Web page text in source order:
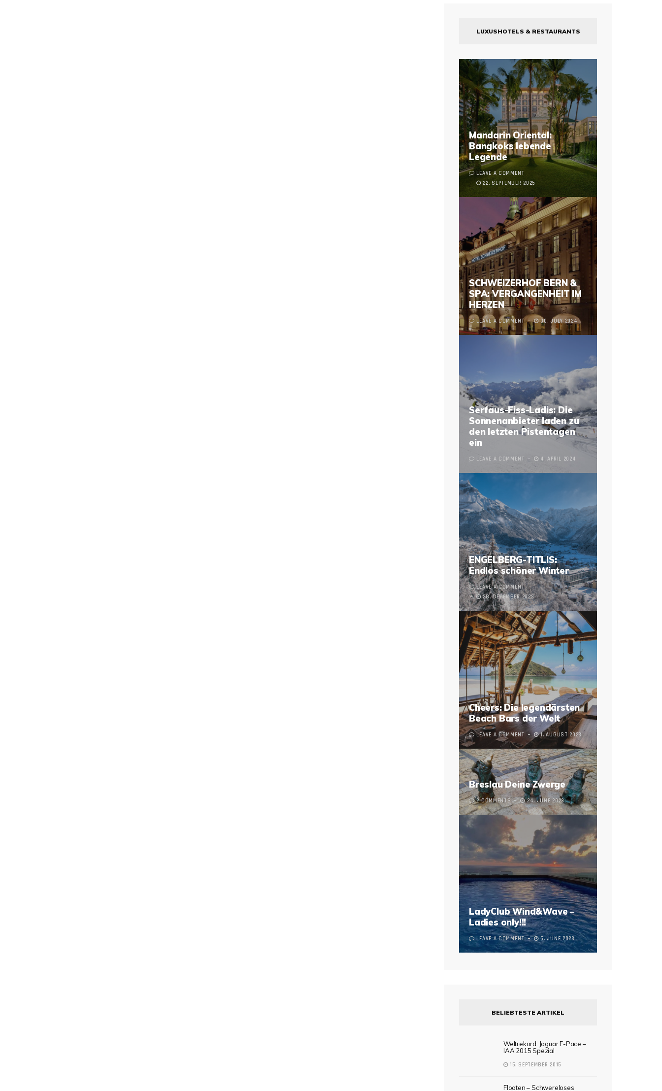
LUXUSHOTELS & RESTAURANTS
Mandarin Oriental:
Bangkoks lebende
Legende
LEAVE A COMMENT
22. SEPTEMBER 2025
SCHWEIZERHOF BERN &
SPA: VERGANGENHEIT IM
HERZEN
LEAVE A COMMENT 30. JULY 2024
Serfaus-Fiss-Ladis: Die
Sonnenanbieter laden zu
den letzten Pistentagen
ein
LEAVE A COMMENT 4. APRIL 2024
ENGELBERG-TITLIS:
Endlos schöner Winter
LEAVE A COMMENT
28. DECEMBER 2023
Cheers: Die legendärsten
Beach Bars der Welt
LEAVE A COMMENT 1. AUGUST 2023
Breslau Deine Zwerge
2 COMMENTS 24. JUNE 2023
LadyClub Wind&Wave –
Ladies only!!!
LEAVE A COMMENT 6. JUNE 2023
BELIEBTESTE ARTIKEL
Weltrekord: Jaguar F-Pace –
IAA 2015 Spezial
15. SEPTEMBER 2015
Floaten – Schwereloses